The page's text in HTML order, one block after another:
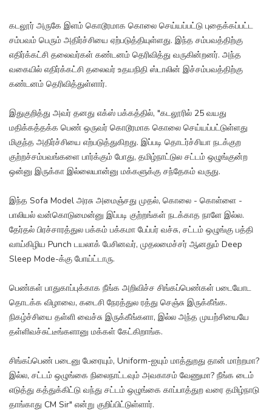
கடலூர் அருகே இளம் கொடூரமாக கொலை செய்யப்பட்டு புதைக்கப்பட்ட
சம்பவம் பெரும் அதிர்ச்சியை ஏற்படுத்தியுள்ளது. இந்த சம்பவத்திற்கு
எதிர்க்கட்சி தலைவர்கள் கண்டனம் தெரிவித்து வருகின்றனர். அந்த
வகையில் எதிர்க்கட்சி தலைவர் உதயநிதி ஸ்டாலின் இச்சம்பவத்திற்கு
கண்டனம் தெரிவித்துள்ளார்.
இதுகுறித்து அவர் தனது எக்ஸ் பக்கத்தில், "கடலூரில் 25 வயது
மதிக்கத்தக்க பெண் ஒருவர் கொடூரமாக கொலை செய்யப்பட்டுள்ளது
மிகுந்த அதிர்ச்சியை எற்படுத்துகிறது. இப்படி தொடர்ச்சியா நடக்குற
குற்றச்சம்பவங்களை பார்க்கும் போது, தமிழ்நாட்டுல சட்டம் ஒழுங்குன்ற
ஒன்னு இருக்கா இல்லையான்னு மக்களுக்கு சந்தேகம் வருது.
இந்த Sofa Model அரசு அமைஞ்சது முதல், கொலை - கொள்ளை -
பாலியல் வன்கொடுமைன்னு இப்படி குற்றங்கள் நடக்காத நாளே இல்ல.
தேர்தல் பிரச்சாரத்துல பக்கம் பக்கமா பேப்பர் வச்சு, சட்டம் ஒழுங்கு பத்தி
வாய்கிழிய Punch டயலாக் பேசினவர், முதலமைச்சர் ஆனதும் Deep
Sleep Mode-க்கு போய்ட்டாரு.
பெண்கள் பாதுகாப்புக்காக நீங்க அறிவிச்ச சிங்கப்பெண்கள் படையோட
தொடக்க விழாவை, கடைசி நேரத்துல ரத்து செஞ்சு இருக்கீங்க.
நிகழ்ச்சியை தள்ளி வைச்சு இருக்கீங்களா, இல்ல அந்த முயற்சியையே
தள்ளிவச்சுட்டீங்களானு மக்கள் கேட்கிறாங்க.
சிங்கப்பெண் படைனு பேரையும், Uniform-ஐயும் மாத்துறது தான் மாற்றமா?
இல்ல, சட்டம் ஒழுங்கை நிலைநாட்டவும் அவகாசம் வேணுமா? நீங்க டைம்
எடுத்து கத்துக்கிட்டு வந்து சட்டம் ஒழுங்கை காப்பாத்துற வரை தமிழ்நாடு
தாங்காது CM Sir" என்று குறிப்பிட்டுள்ளார்.